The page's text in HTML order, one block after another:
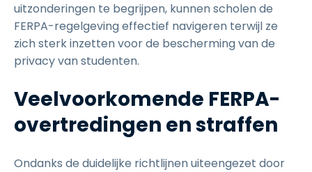
uitzonderingen te begrijpen, kunnen scholen de
FERPA-regelgeving effectief navigeren terwijl ze
zich sterk inzetten voor de bescherming van de
privacy van studenten.
Veelvoorkomende FERPA-
overtredingen en straffen
Ondanks de duidelijke richtlijnen uiteengezet door